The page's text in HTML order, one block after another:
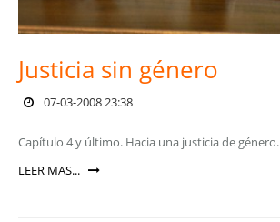
Justicia sin género
07-03-2008 23:38
Capítulo 4 y último. Hacia una justicia de género.
LEER MAS...